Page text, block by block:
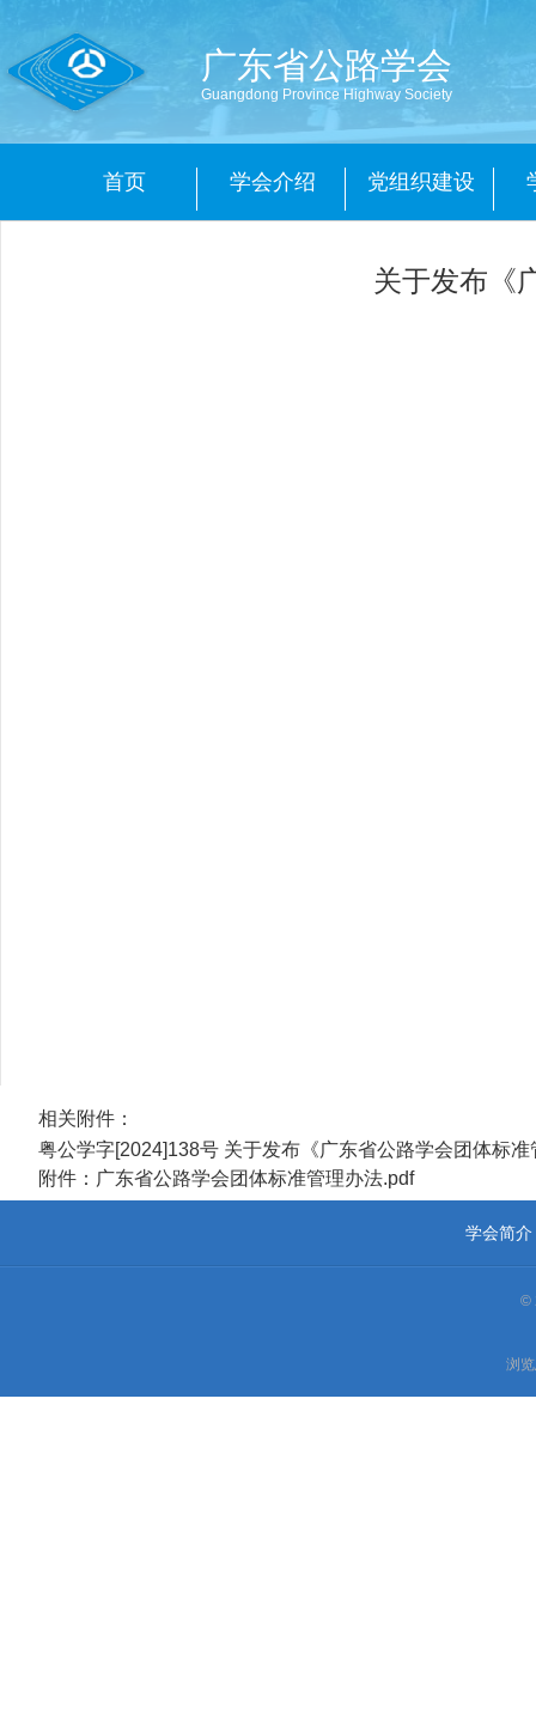
广东省公路学会
Guangdong Province Highway Society
首页 学会介绍 党组织建设
关于发布《
相关附件：
粤公学字[2024]138号 关于发布《广东省公路学会团体标
附件：广东省公路学会团体标准管理办法.pdf
学会简介
©
浏